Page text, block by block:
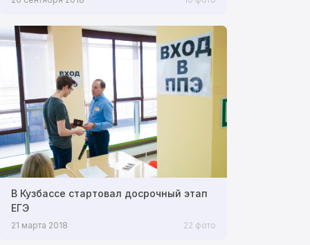
В Кузбассе стартовал досрочный этап
ЕГЭ
21 марта 2018 22 фото